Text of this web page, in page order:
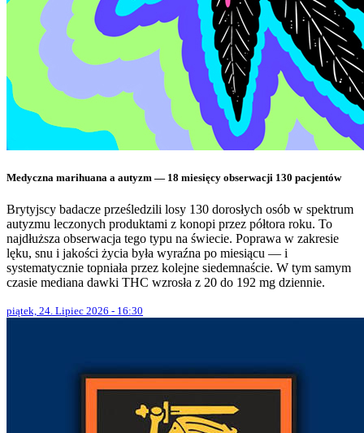
Medyczna marihuana a autyzm — 18 miesięcy obserwacji 130 pacjentów
Brytyjscy badacze prześledzili losy 130 dorosłych osób w spektrum
autyzmu leczonych produktami z konopi przez półtora roku. To
najdłuższa obserwacja tego typu na świecie. Poprawa w zakresie
lęku, snu i jakości życia była wyraźna po miesiącu — i
systematycznie topniała przez kolejne siedemnaście. W tym samym
czasie mediana dawki THC wzrosła z 20 do 192 mg dziennie.
piątek, 24. Lipiec 2026 - 16:30